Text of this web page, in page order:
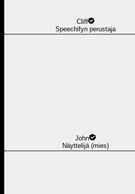
Cliff
Speechifyn perustaja
John
Näyttelijä (mies)